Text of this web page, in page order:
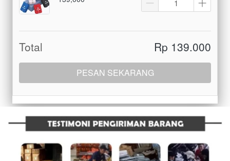
Total Rp 139.000
`PESAN SEKARANG